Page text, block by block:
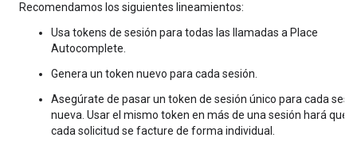
Recomendamos los siguientes lineamientos:
Usa tokens de sesión para todas las llamadas a Place
Autocomplete.
Genera un token nuevo para cada sesión.
Asegúrate de pasar un token de sesión único para cada
nueva. Usar el mismo token en más de una sesión hará que
cada solicitud se facture de forma individual.